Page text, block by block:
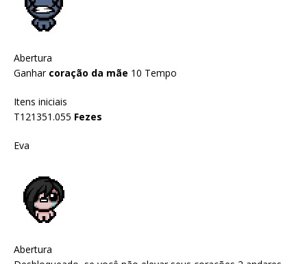
Abertura
Ganhar coração da mãe 10 Tempo
Itens iniciais
T121351.055 Fezes
Eva
Abertura